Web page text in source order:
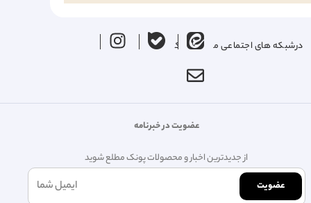
درشبکه های اجتماعی ما را دنبال کنید
عضویت در خبرنامه
از جدیدترین اخبار و محصولات پونک مطلع شوید
عضویت